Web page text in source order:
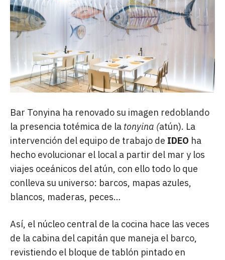
Bar Tonyina ha renovado su imagen redoblando
la presencia totémica de la tonyina (atún). La
intervención del equipo de trabajo de IDEO ha
hecho evolucionar el local a partir del mar y los
viajes oceánicos del atún, con ello todo lo que
conlleva su universo: barcos, mapas azules,
blancos, maderas, peces…
Así, el núcleo central de la cocina hace las veces
de la cabina del capitán que maneja el barco,
revistiendo el bloque de tablón pintado en